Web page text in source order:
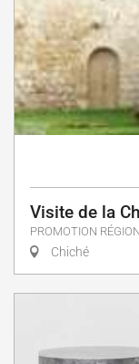
Visite de la
PROMOTION
Chiché